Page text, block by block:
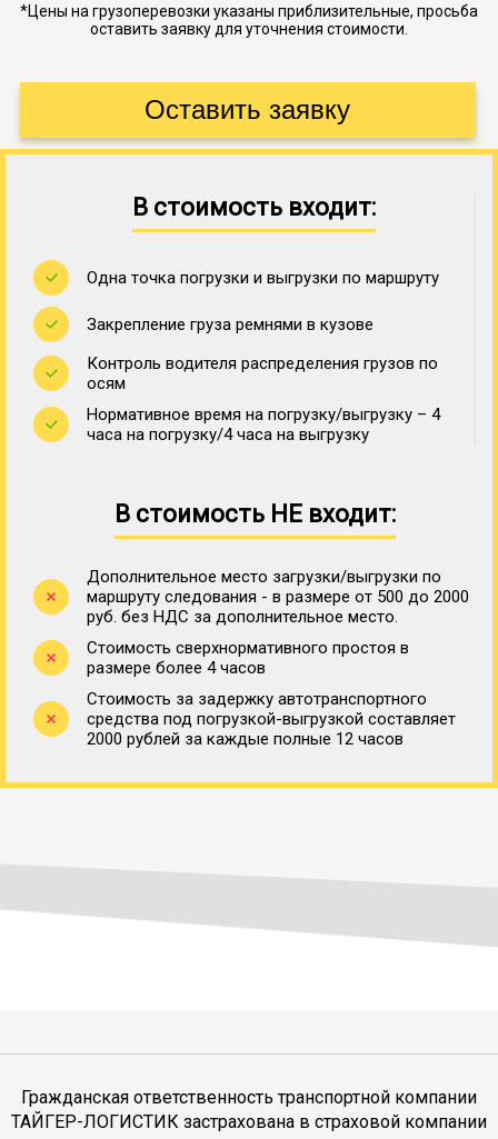
*Цены на грузоперевозки указаны приблизительные, просьба
оставить заявку для уточнения стоимости.
В стоимость входит:
Одна точка погрузки и выгрузки по маршруту
Закрепление груза ремнями в кузове
Контроль водителя распределения грузов по
осям
Нормативное время на погрузку/выгрузку – 4
часа на погрузку/4 часа на выгрузку
В стоимость НЕ входит:
Дополнительное место загрузки/выгрузки по
маршруту следования - в размере от 500 до 2000
руб. без НДС за дополнительное место.
Стоимость сверхнормативного простоя в
размере более 4 часов
Стоимость за задержку автотранспортного
средства под погрузкой-выгрузкой составляет
2000 рублей за каждые полные 12 часов
Гражданская ответственность транспортной компании
ТАЙГЕР-ЛОГИСТИК застрахована в страховой компании